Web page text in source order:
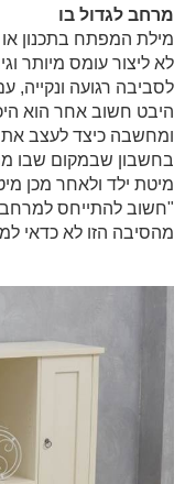
מרחב לגדול בו
מילת המפתח בתכנון או
לא ליצור עומס מיותר
לסביבה רגועה ונקייה,
היבט חשוב אחר הוא
ומחשבה כיצד לעצב
בחשבון שבמקום שבו
מיטת ילד ולאחר מכן
"חשוב להתייחס למרחב
מהסיבה הזו לא כדאי